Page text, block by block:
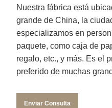
Nuestra fábrica está
grande de China, la
especializamos en
paquete, como caja de
regalo, etc., y más. Es el
preferido de muchas
Enviar Consulta